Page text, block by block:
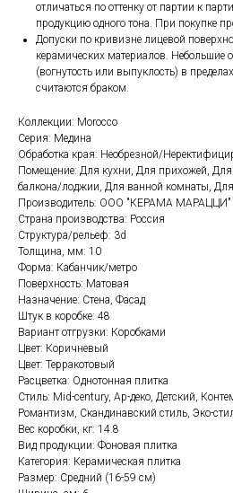
отличаться по оттенку от партии к
продукцию одного тона. При покупке
Допуски по кривизне лицевой
керамических материалов. Небольшие
(вогнутость или выпуклость) в
считаются браком.
Коллекции: Morocco
Серия: Медина
Обработка края: Необрезной/
Помещение: Для кухни, Для прихожей, Для
балкона/лоджии, Для ванной комнаты,
Производитель: ООО "КЕРАМА МАРАЦЦИ"
Страна производства: Россия
Структура/рельеф: 3d
Толщина, мм: 10
Форма: Кабанчик/метро
Поверхность: Матовая
Назначение: Стена, Фасад
Штук в коробке: 48
Вариант отгрузки: Коробками
Цвет: Коричневый
Цвет: Терракотовый
Расцветка: Однотонная плитка
Стиль: Mid-century, Ар-деко, Детский,
Романтизм, Скандинавский стиль, Эко-
Вес коробки, кг: 14.8
Вид продукции: Фоновая плитка
Категория: Керамическая плитка
Размер: Средний (16-59 см)